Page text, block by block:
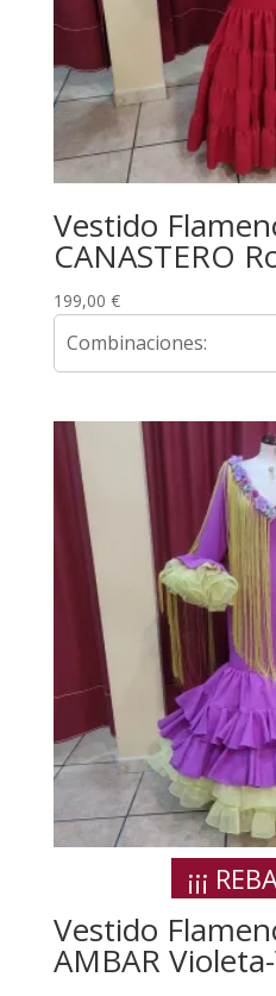
Vestido
CANASTERO
199,00 €
Combinaciones:
¡¡¡
Vestido
AMBAR